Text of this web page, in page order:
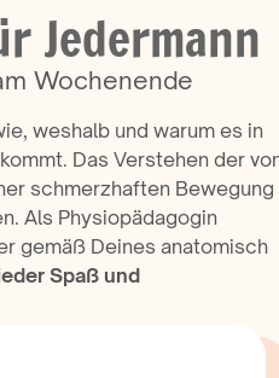
Jedermann
Wochenende
weshalb und warum es in
Das Verstehen der
schmerzhaften Bewegung
Als Physiopädagogin
gemäß Deines anatomisch
Spaß und